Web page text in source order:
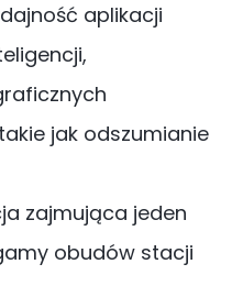
aplikacji
jak odszumianie
zajmująca jeden
obudów stacji